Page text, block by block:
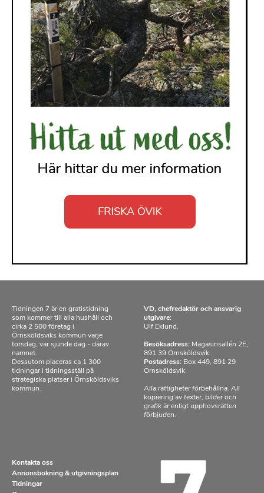
Tidningen 7 är en gratistidning
som kommer till alla hushåll och
cirka 2 500 företag i
Örnsköldsviks kommun varje
torsdag, var sjunde dag - därav
namnet.
Dessutom placeras ca 1 300
tidningar i tidningsställ på
strategiska platser i Örnsköldsviks
kommun.
VD, chefredaktör och ansvarig
utgivare:
Ulf Eklund.
Besöksadress: Magasinsallén 2E,
891 39 Örnsköldsvik.
Postadress: Box 449, 891 29
Örnsköldsvik
Alla rättigheter förbehållna. All
kopiering av texter, bilder och
grafik är enligt upphovsrätten
förbjuden.
Kontakta oss
Annonsbokning & utgivningsplan
Tidningar